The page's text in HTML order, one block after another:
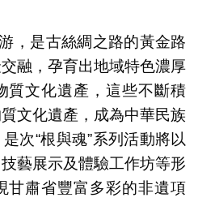
，是古絲綢之路的黃金路
融，孕育出地域特色濃厚
質文化遺產，這些不斷積
文化遺產，成為中華民族
次“根與魂”系列活動將以
藝展示及體驗工作坊等形
甘肅省豐富多彩的非遺項